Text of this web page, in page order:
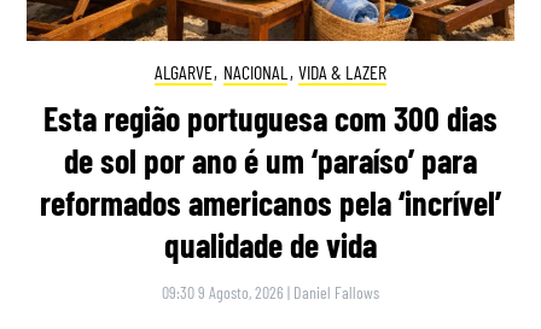
ALGARVE, NACIONAL , VIDA & LAZER
Esta região portuguesa com 300 dias
de sol por ano é um ‘paraíso’ para
reformados americanos pela ‘incrível’
qualidade de vida
09:30 9 Agosto, 2026 | Daniel Fallows